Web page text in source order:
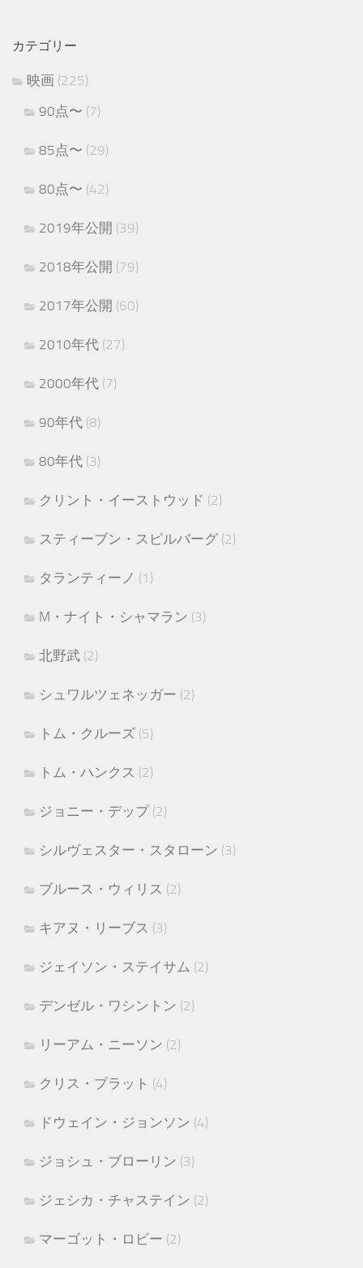
カテゴリー
映画 (225)
90点〜 (7)
85点〜 (29)
80点〜 (42)
2019年公開 (39)
2018年公開 (79)
2017年公開 (60)
2010年代 (27)
2000年代 (7)
90年代 (8)
80年代 (3)
クリント・イーストウッド (2)
スティーブン・スピルバーグ (2)
タランティーノ (1)
M・ナイト・シャマラン (3)
北野武 (2)
シュワルツェネッガー (2)
トム・クルーズ (5)
トム・ハンクス (2)
ジョニー・デップ(2)
シルヴェスター・スタローン (3)
ブルース・ウィリス (2)
キアヌ・リーブス (3)
ジェイソン・ステイサム (2)
デンゼル・ワシントン (2)
リーアム・ニーソン (2)
クリス・プラット (4)
ドウェイン・ジョンソン (4)
ジョシュ・ブローリン (3)
ジェシカ・チャステイン (2)
マーゴット・ロビー (2)